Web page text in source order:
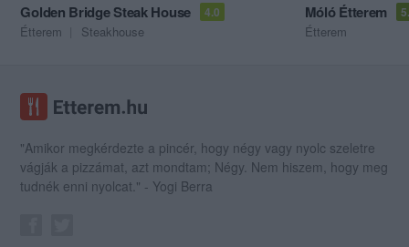
Golden Bridge Steak House 4.0
Étterem Steakhouse
Móló Étterem
Étterem
"Amikor megkérdezte a pincér, hogy négy vagy nyolc szeletre
vágják a pizzámat, azt mondtam; Négy. Nem hiszem, hogy meg
tudnék enni nyolcat." - Yogi Berra